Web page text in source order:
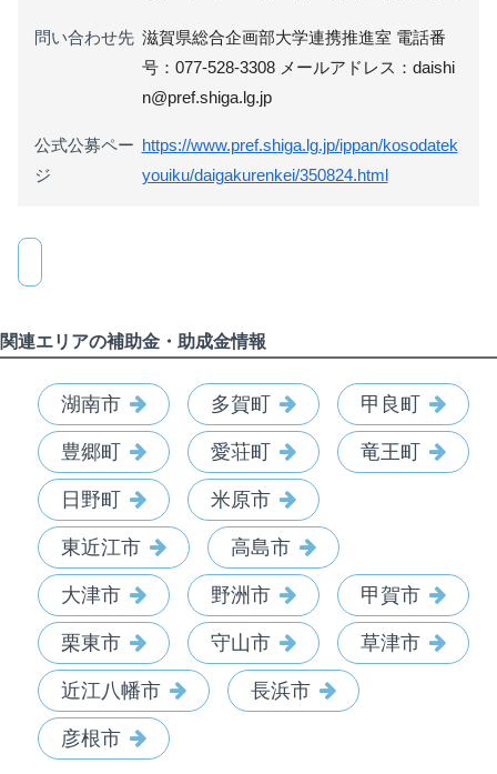
問い合わせ先 滋賀県総合企画部大学連携推進室 電話番
号：077-528-3308 メールアドレス：daishi
n@pref.shiga.lg.jp
公式公募ペー
ジ
https://www.pref.shiga.lg.jp/ippan/kosodatek
youiku/daigakurenkei/350824.html
関連エリアの補助金・助成金情報
湖南市 多賀町 甲良町
豊郷町 愛荘町 竜王町
日野町 米原市
東近江市 高島市
大津市 野洲市 甲賀市
栗東市 守山市 草津市
近江八幡市 長浜市
彦根市